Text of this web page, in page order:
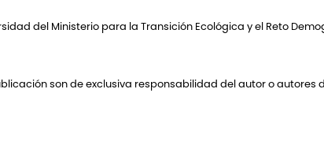
del Ministerio para la Transición Ecológica y el Reto
son de exclusiva responsabilidad del autor o autores